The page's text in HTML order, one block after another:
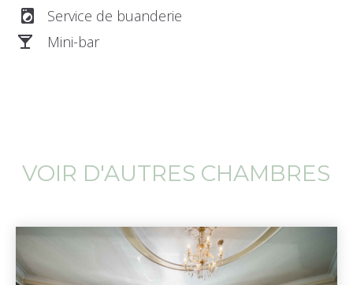
local_laundry_service
Service de buanderie
local_bar_0Mini-bar
VOIR D'AUTRES CHAMBRES